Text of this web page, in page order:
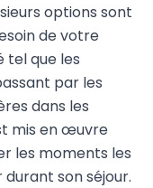
options sont
de votre
tel que les
par les
dans les
mis en œuvre
les moments les
son séjour.